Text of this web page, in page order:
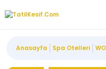
Anasayfa Spa Otelleri